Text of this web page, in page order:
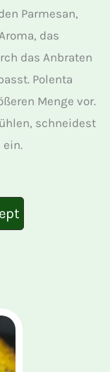
Parmesan,
das
das Anbraten
Polenta
Menge vor.
schneidest
ein.